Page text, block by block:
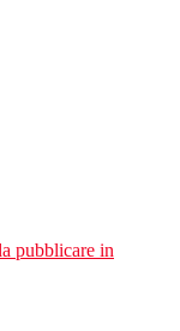
pubblicare in